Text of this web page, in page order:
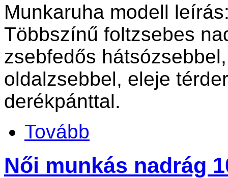
Munkaruha modell
Többszínű foltzsebes
zsebfedős
oldalzsebbel, eleje
derékpánttal.
Tovább
Női munkás nadrág